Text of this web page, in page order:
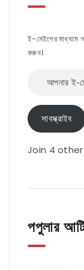
ই-মেইলের মাধ্যমে
করুন।
মেইল
দিন
সাবস্ক্রাইব
Join 4
পপুলার